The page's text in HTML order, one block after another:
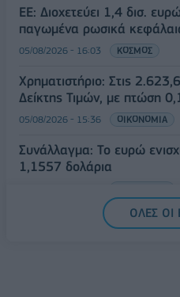
ΕΕ: Διοχετεύει 1,4 δισ.
παγωμένα ρωσικά
05/08/2026 - 16:03 ΚΟΣΜΟΣ
Χρηματιστήριο: Στις
Δείκτης Τιμών, με πτώση
05/08/2026 - 15:36 ΟΙΚΟΝΟΜΙΑ
Συνάλλαγμα: Το ευρώ
1,1557 δολάρια
ΟΛΕΣ ΟΙ